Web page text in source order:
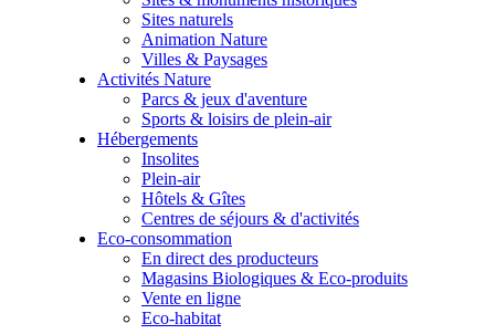
Sites naturels
Animation Nature
Villes & Paysages
Activités Nature
Parcs & jeux d'aventure
Sports & loisirs de plein-air
Hébergements
Insolites
Plein-air
Hôtels & Gîtes
Centres de séjours & d'activités
Eco-consommation
En direct des producteurs
Magasins Biologiques & Eco-produits
Vente en ligne
Eco-habitat